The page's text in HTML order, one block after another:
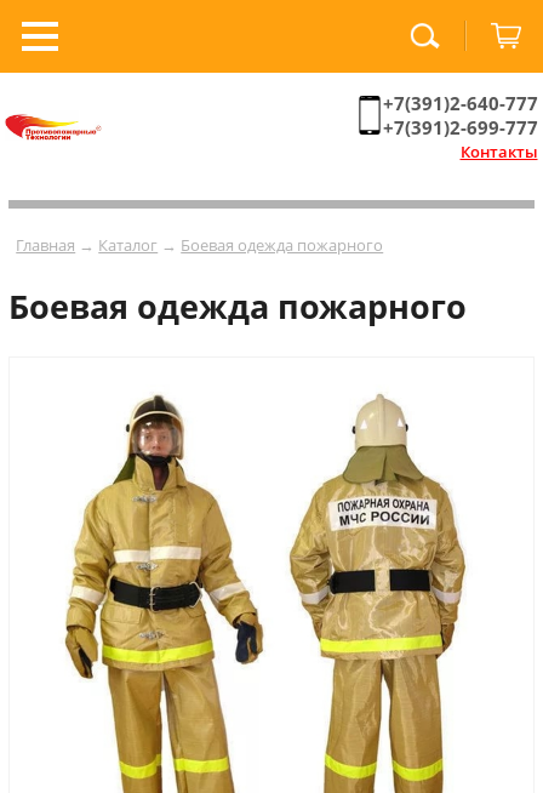
+7(391)2-640-777
+7(391)2-699-777
Контакты
Главная → Каталог → Боевая одежда пожарного
Боевая одежда пожарного